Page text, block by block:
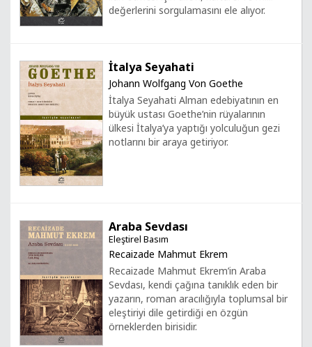
değerlerini sorgulamasını ele alıyor.
İtalya Seyahati
Johann Wolfgang Von Goethe
İtalya Seyahati Alman edebiyatının en
büyük ustası Goethe’nin rüyalarının
ülkesi İtalya’ya yaptığı yolculuğun gezi
notlarını bir araya getiriyor.
Araba Sevdası
Eleştirel Basım
Recaizade Mahmut Ekrem
Recaizade Mahmut Ekrem’in Araba
Sevdası, kendi çağına tanıklık eden bir
yazarın, roman aracılığıyla toplumsal bir
eleştiriyi dile getirdiği en özgün
örneklerden birisidir.